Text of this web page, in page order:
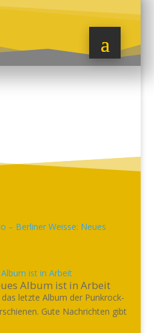
ist in Arbeit
Album ist in Arbeit
das letzte Album der Punkrock-
Gute Nachrichten gibt